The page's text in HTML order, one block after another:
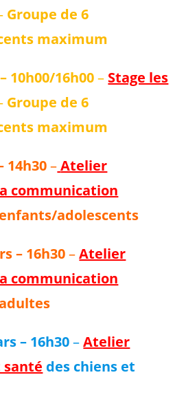
Groupe de 6
maximum
10h00/16h00– Stage les
Groupe de 6
maximum
14h30– Atelier
communication
adolescents
– 16h30–Atelier
communication
– 16h30–Atelier
des chiens et